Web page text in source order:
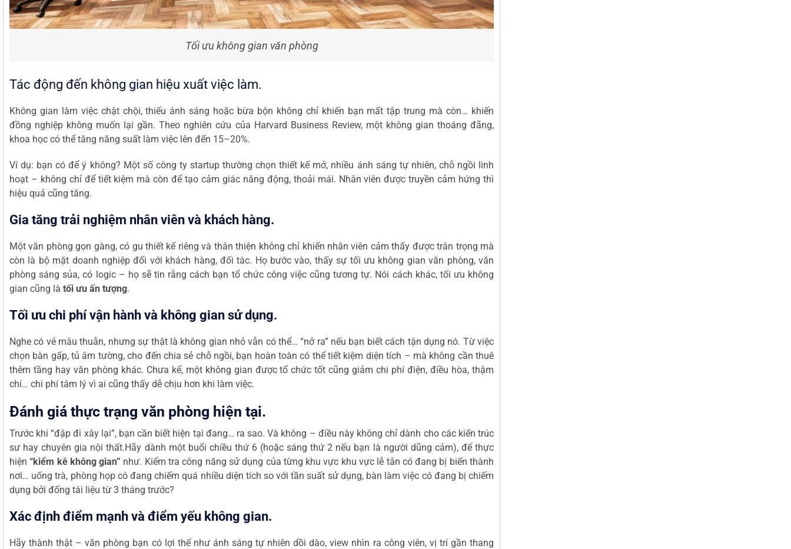
Tối ưu không gian văn phòng
Tác động đến không gian hiệu xuất việc làm.
Không gian làm việc chật chội, thiếu ánh sáng hoặc bừa bộn không chỉ khiến bạn mất tập trung mà còn… khiến
đồng nghiệp không muốn lại gần. Theo nghiên cứu của Harvard Business Review, một không gian thoáng đãng,
khoa học có thể tăng năng suất làm việc lên đến 15–20%.
Ví dụ: bạn có để ý không? Một số công ty startup thường chọn thiết kế mở, nhiều ánh sáng tự nhiên, chỗ ngồi linh
hoạt – không chỉ để tiết kiệm mà còn để tạo cảm giác năng động, thoải mái. Nhân viên được truyền cảm hứng thì
hiệu quả cũng tăng.
Gia tăng trải nghiệm nhân viên và khách hàng.
Một văn phòng gọn gàng, có gu thiết kế riêng và thân thiện không chỉ khiến nhân viên cảm thấy được trân trọng mà
còn là bộ mặt doanh nghiệp đối với khách hàng, đối tác. Họ bước vào, thấy sự tối ưu không gian văn phòng, văn
phòng sáng sủa, có logic – họ sẽ tin rằng cách bạn tổ chức công việc cũng tương tự. Nói cách khác, tối ưu không
gian cũng là tối ưu ấn tượng.
Tối ưu chi phí vận hành và không gian sử dụng.
Nghe có vẻ mâu thuẫn, nhưng sự thật là không gian nhỏ vẫn có thể… “nở ra” nếu bạn biết cách tận dụng nó. Từ việc
chọn bàn gấp, tủ âm tường, cho đến chia sẻ chỗ ngồi, bạn hoàn toàn có thể tiết kiệm diện tích – mà không cần thuê
thêm tầng hay văn phòng khác. Chưa kể, một không gian được tổ chức tốt cũng giảm chi phí điện, điều hòa, thậm
chí… chi phí tâm lý vì ai cũng thấy dễ chịu hơn khi làm việc.
Đánh giá thực trạng văn phòng hiện tại.
Trước khi “đập đi xây lại”, bạn cần biết hiện tại đang… ra sao. Và không – điều này không chỉ dành cho các kiến trúc
sư hay chuyên gia nội thất.Hãy dành một buổi chiều thứ 6 (hoặc sáng thứ 2 nếu bạn là người dũng cảm), để thực
hiện “kiểm kê không gian” như. Kiểm tra công năng sử dụng của từng khu vực khu vực lễ tân có đang bị biến thành
nơi… uống trà, phòng họp có đang chiếm quá nhiều diện tích so với tần suất sử dụng, bàn làm việc có đang bị chiếm
dụng bởi đống tài liệu từ 3 tháng trước?
Xác định điểm mạnh và điểm yếu không gian.
Hãy thành thật – văn phòng bạn có lợi thế như ánh sáng tự nhiên dồi dào, view nhìn ra công viên, vị trí gần thang